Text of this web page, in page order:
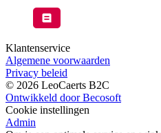
Klantenservice
Algemene voorwaarden
Privacy beleid
© 2026 LeoCaerts B2C
Ontwikkeld door Becosoft
Cookie instellingen
Admin